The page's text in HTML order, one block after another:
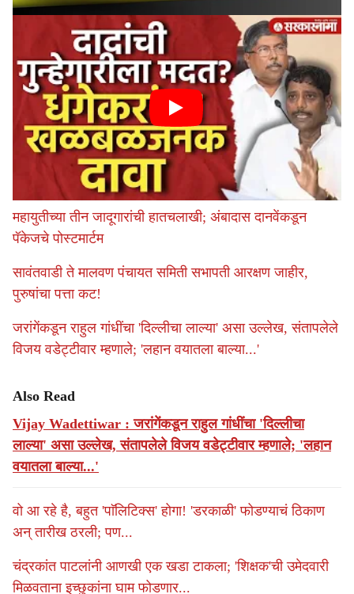
महायुतीच्या तीन जादूगारांची हातचलाखी; अंबादास दानवेंकडून
पॅकेजचे पोस्टमार्टम
सावंतवाडी ते मालवण पंचायत समिती सभापती आरक्षण जाहीर,
पुरुषांचा पत्ता कट!
जरांगेंकडून राहुल गांधींचा 'दिल्लीचा लाल्या' असा उल्लेख, संतापलेले
विजय वडेट्टीवार म्हणाले; 'लहान वयातला बाल्या...'
Also Read
Vijay Wadettiwar : जरांगेंकडून राहुल गांधींचा 'दिल्लीचा
लाल्या' असा उल्लेख, संतापलेले विजय वडेट्टीवार म्हणाले; 'लहान
वयातला बाल्या...'
वो आ रहे है, बहुत 'पाॅलिटिक्स' होगा! 'डरकाळी' फोडण्याचं ठिकाण
अन् तारीख ठरली; पण...
चंद्रकांत पाटलांनी आणखी एक खडा टाकला; 'शिक्षक'ची उमेदवारी
मिळवताना इच्छुकांना घाम फोडणार...